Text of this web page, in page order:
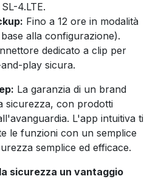
4.LTE.
Fino a 12 ore in modalità
alla configurazione).
dedicato a clip per
play sicura.
La garanzia di un brand
sicurezza, con prodotti
L'app intuitiva ti
le funzioni con un semplice
semplice ed efficace.
sicurezza un vantaggio